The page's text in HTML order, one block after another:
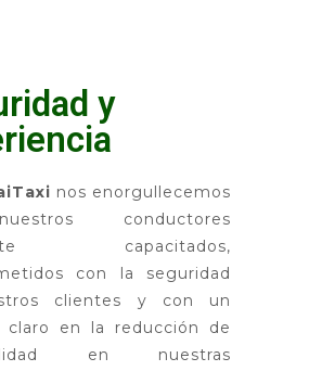
y
nos enorgullecemos
conductores
capacitados,
con la seguridad
clientes y con un
claro en la reducción de
en nuestras